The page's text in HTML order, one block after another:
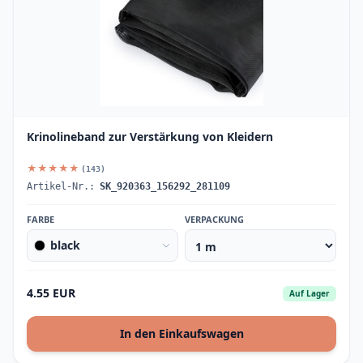
Krinolineband zur Verstärkung von Kleidern
★★★★★ (143)
Artikel-Nr.: SK_920363_156292_281109
FARBE
black
VERPACKUNG
4.55 EUR Auf Lager
In den Einkaufswagen